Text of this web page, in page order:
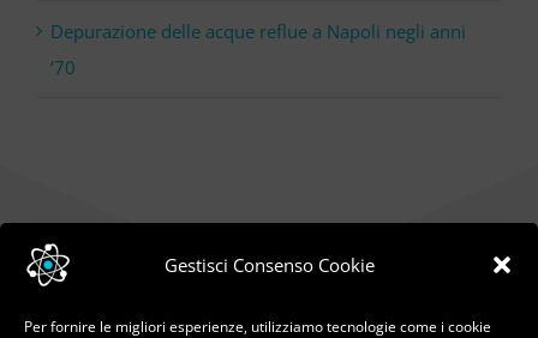
Gestisci Consenso Cookie
Per fornire le migliori esperienze, utilizziamo tecnologie come i cookie
Depurazione delle acque reflue a Napoli negli anni
‘70